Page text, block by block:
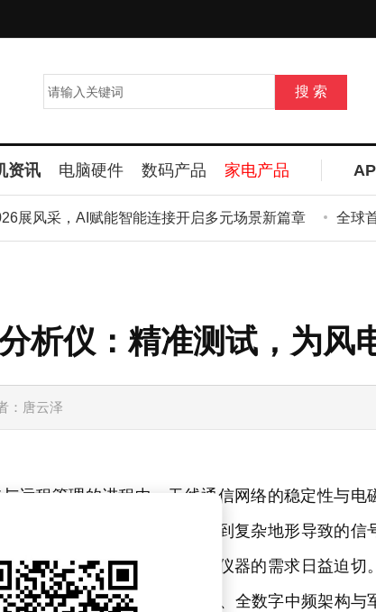
资讯 电脑硬件 数码产品 家电产品
风采，AI赋能智能连接开启多元场景新篇章 全球首
析仪：精准测试，为风
：唐云泽
远程管理的进程中，无线通信网络的稳定性与电
素。从风电机组的电磁干扰到复杂地形导致的信
精度要求，行业对专业测试仪器的需求日益迫切
至7.5GHz的宽频段设计、全数字中频架构与